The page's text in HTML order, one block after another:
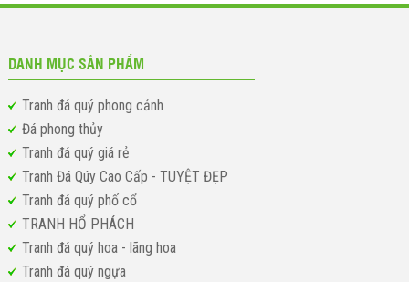
DANH MỤC SẢN PHẨM
Tranh đá quý phong cảnh
Đá phong thủy
Tranh đá quý giá rẻ
Tranh Đá Qúy Cao Cấp - TUYỆT ĐẸP
Tranh đá quý phố cổ
TRANH HỔ PHÁCH
Tranh đá quý hoa - lãng hoa
Tranh đá quý ngựa